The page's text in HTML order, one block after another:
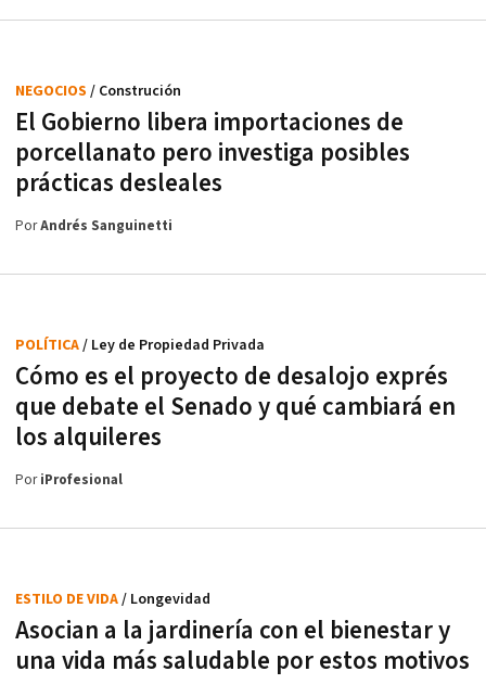
El Gobierno libera importaciones de
porcellanato pero investiga posibles
prácticas desleales
NEGOCIOS / Construción
PorAndrés Sanguinetti
Cómo es el proyecto de desalojo exprés
que debate el Senado y qué cambiará en
los alquileres
POLÍTICA/ Ley de Propiedad Privada
PoriProfesional
Asocian a la jardinería con el bienestar y
una vida más saludable por estos motivos
ESTILO DE VIDA/ Longevidad